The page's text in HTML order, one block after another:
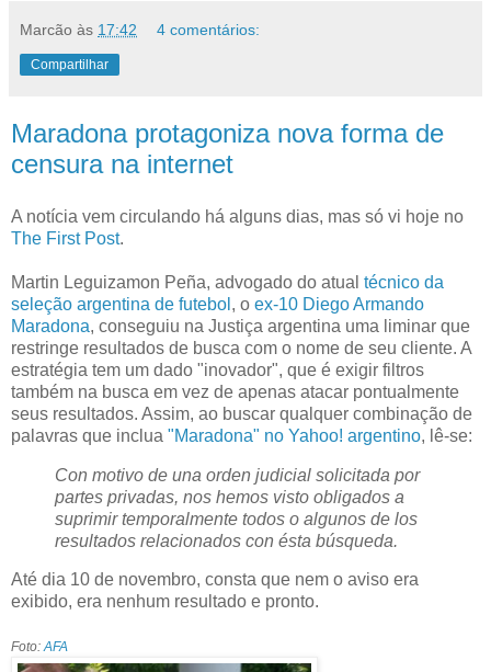
Marcão às 17:42 4 comentários:
Compartilhar
Maradona protagoniza nova forma de
censura na internet
A notícia vem circulando há alguns dias, mas só vi hoje no
The First Post.
Martin Leguizamon Peña, advogado do atual técnico da
seleção argentina de futebol , o ex-10 Diego Armando
Maradona, conseguiu na Justiça argentina uma liminar que
restringe resultados de busca com o nome de seu cliente. A
estratégia tem um dado "inovador", que é exigir filtros
também na busca em vez de apenas atacar pontualmente
seus resultados. Assim, ao buscar qualquer combinação de
palavras que inclua "Maradona" no Yahoo! argentino, lê-se:
Con motivo de una orden judicial solicitada por
partes privadas, nos hemos visto obligados a
suprimir temporalmente todos o algunos de los
resultados relacionados con ésta búsqueda.
Até dia 10 de novembro, consta que nem o aviso era
exibido, era nenhum resultado e pronto.
Foto:AFA